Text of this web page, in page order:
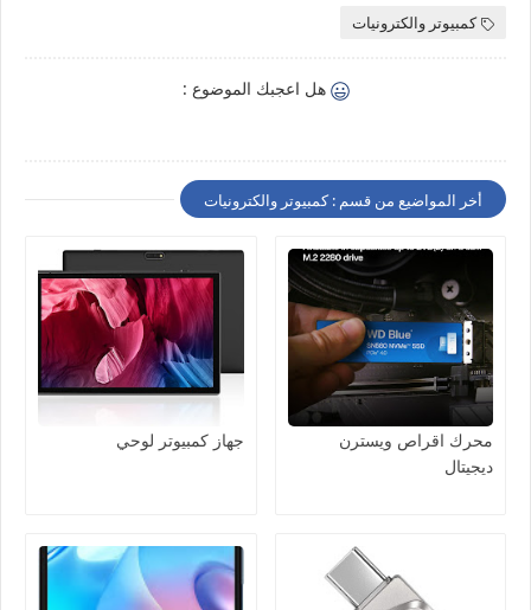
كمبيوتر والكترونيات
هل اعجبك الموضوع :
أخر المواضيع من قسم : كمبيوتر والكترونيات
محرك اقراص ويسترن
ديجيتال
جهاز كمبيوتر لوحي